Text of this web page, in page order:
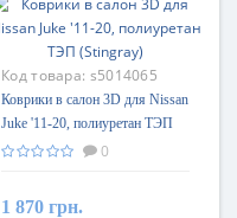
Код товара: s5014065
Коврики в салон 3D для Nissan
Juke '11-20, полиуретан ТЭП
(Stingray)
0
1 870 грн.